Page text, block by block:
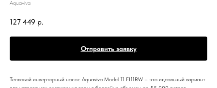
Aquaviva
127 449 р.
Отправить заявку
Тепловой инверторный насос Aquaviva Model 11 FI11RW – это идеальный вариант